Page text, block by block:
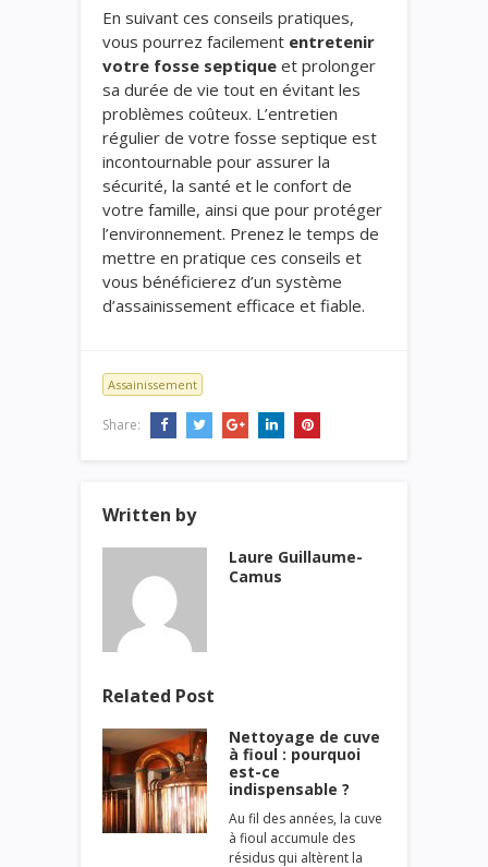
En suivant ces conseils pratiques,
vous pourrez facilement entretenir
votre fosse septique et prolonger
sa durée de vie tout en évitant les
problèmes coûteux. L’entretien
régulier de votre fosse septique est
incontournable pour assurer la
sécurité, la santé et le confort de
votre famille, ainsi que pour protéger
l’environnement. Prenez le temps de
mettre en pratique ces conseils et
vous bénéficierez d’un système
d’assainissement efficace et fiable.
Assainissement
Share:
Written by
Laure Guillaume-
Camus
Related Post
Nettoyage de cuve
à fioul : pourquoi
est-ce
indispensable ?
Au fil des années, la cuve
à fioul accumule des
résidus qui altèrent la